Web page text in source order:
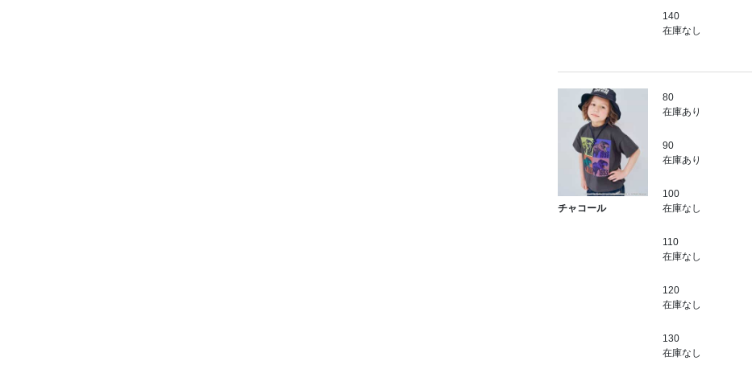
140
在庫なし
チャコール
80
在庫あり
90
在庫あり
100
在庫なし
110
在庫なし
120
在庫なし
130
在庫なし